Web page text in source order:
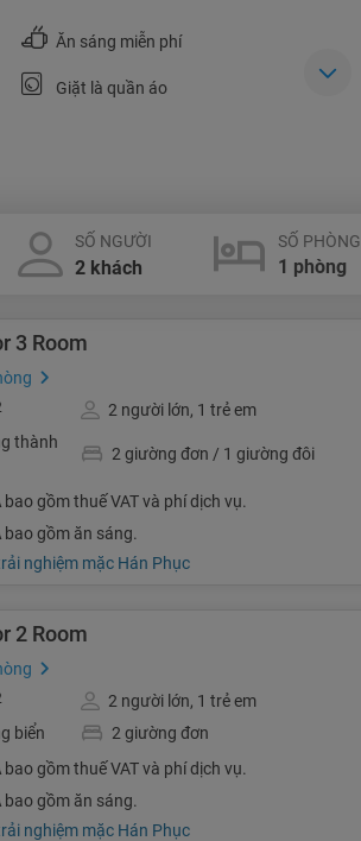
Ăn sáng miễn phí
Giặt là quần áo
SỐ NGƯỜI SỐ PHÒNG
3 Room
2 người lớn, 1 trẻ em
thành
2 giường đơn / 1 giường đôi
bao gồm thuế VAT và phí dịch vụ.
bao gồm ăn sáng.
nghiệm mặc Hán Phục
2 Room
2 người lớn, 1 trẻ em
biển
2 giường đơn
bao gồm thuế VAT và phí dịch vụ.
bao gồm ăn sáng.
nghiệm mặc Hán Phục